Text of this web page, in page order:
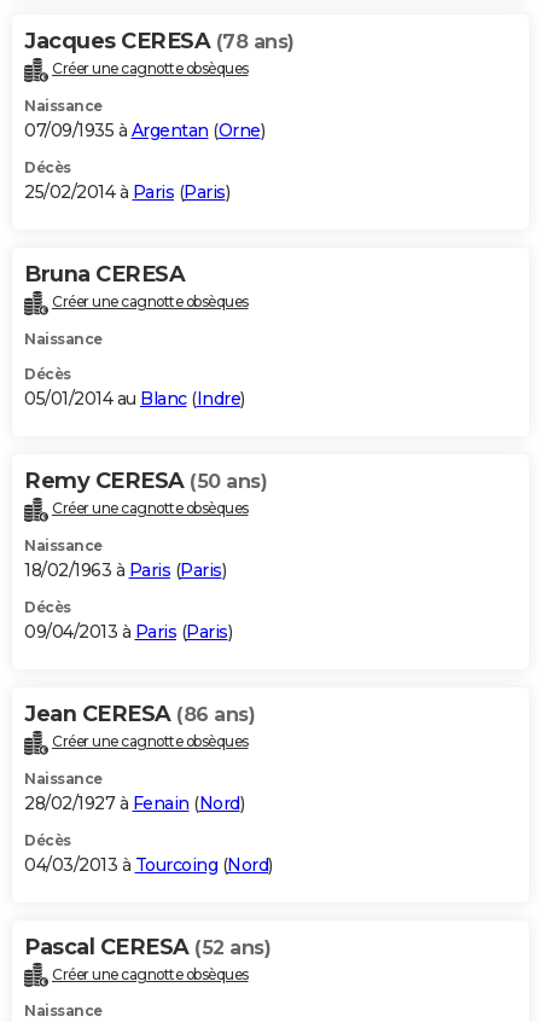
Jacques CERESA (78 ans)
Créer une cagnotte obsèques
Naissance
07/09/1935 à Argentan (Orne)
Décès
25/02/2014 à Paris (Paris)
Bruna CERESA
Créer une cagnotte obsèques
Naissance
Décès
05/01/2014 au Blanc(Indre)
Remy CERESA (50 ans)
Créer une cagnotte obsèques
Naissance
18/02/1963 à Paris (Paris)
Décès
09/04/2013 à Paris (Paris)
Jean CERESA (86 ans)
Créer une cagnotte obsèques
Naissance
28/02/1927 à Fenain (Nord)
Décès
04/03/2013 à Tourcoing (Nord)
Pascal CERESA (52 ans)
Créer une cagnotte obsèques
Naissance